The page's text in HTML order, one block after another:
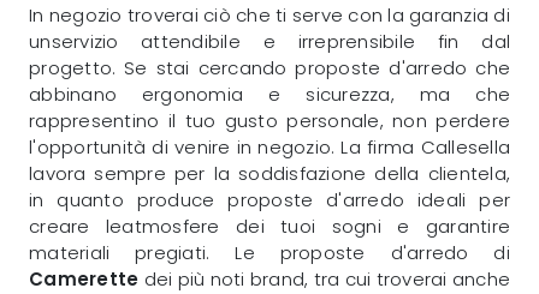
In negozio troverai ciò che ti serve con la garanzia di
unservizio attendibile e irreprensibile fin dal
progetto. Se stai cercando proposte d'arredo che
abbinano ergonomia e sicurezza, ma che
rappresentino il tuo gusto personale, non perdere
l'opportunità di venire in negozio. La firma Callesella
lavora sempre per la soddisfazione della clientela,
in quanto produce proposte d'arredo ideali per
creare leatmosfere dei tuoi sogni e garantire
materiali pregiati. Le proposte d'arredo di
Camerette dei più noti brand, tra cui troverai anche